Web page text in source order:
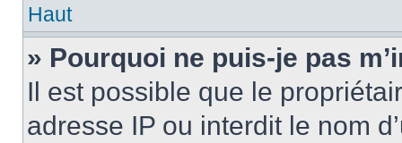
Haut
» Pourquoi ne puis-je pas
Il est possible que le
adresse IP ou interdit le nom